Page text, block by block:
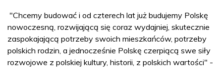
"Chcemy budować i od czterech lat już budujemy Polskę
nowoczesną, rozwijającą się coraz wydajniej, skutecznie
zaspokajającą potrzeby swoich mieszkańców, potrzeby
polskich rodzin, a jednocześnie Polskę czerpiącą swe siły
rozwojowe z polskiej kultury, historii, z polskich wartości" -